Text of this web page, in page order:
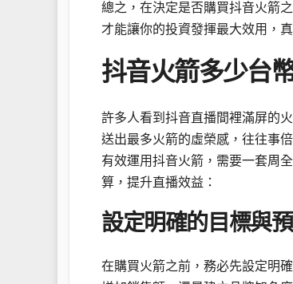
總之，在決定是否購買抖音火箭
才能讓你的投資發揮最大效用，
抖音火箭多少台
許多人看到抖音直播間裡滿屏的
送出最多火箭的虛榮感，往往事
有效運用抖音火箭，需要一套周
算，提升直播效益：
設定明確的目標與
在購買火箭之前，務必先設定明